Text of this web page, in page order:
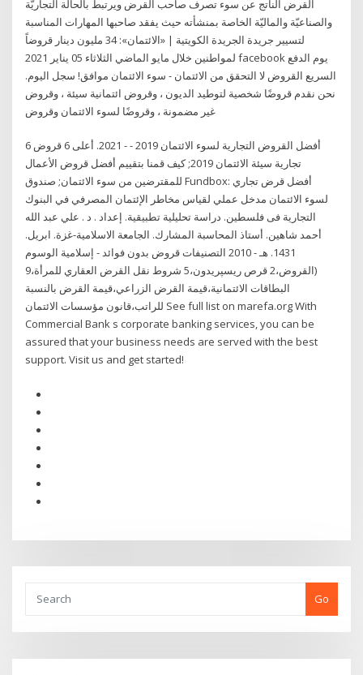
القرض الناتج عن سوء تصرف صاحب القرض ويرتبط بالحالة التجاريّة
والصناعيّة والماليّة الخاصة بمنشأته حيث يفقد صاحبها المهارات المناسبة
لتسيير جريدة الجريدة الكويتية | «الائتمان»: 34 مليون دينار قروضاً
لمواطنين خلال مايو الماضي الثلاثاء 05 يناير 2021 facebook يوم الدفع
السريع القروض لا التحقق من الائتمان - سوء الائتمان موافق! سجل اليوم.
نحن نقدم قروضًا شخصية لتوطيد الديون ، وقروض ائتمانية سيئة ، وقروض
غير مضمونة ، وقروضًا لسوء الائتمان وقروض
6 أفضل القروض التجارية لسوء الائتمان 2019 - - 2021. أعلى 6 قروض
تجارية سيئة الائتمان 2019; كيف قمنا بتقييم أفضل قروض الأعمال
للمقترضين من سوء الائتمان; صندوق Fundbox: أفضل قرض تجاري
لسوء الائتمان مدخل عملي لقياس مخاطر الإئتمان المصرفي في البنوك
التجارية فى فلسطين. دراسة تحليلية تطبيقية. إعداد . د . علي عبد الله
أحمد شاهين. أستاذ المحاسبة المشارك. الجامعة الاسلامية-غزة. ابريل.
1431. هـ - 2010 التصنيفات قروض بدون فوائد - إسلامية الوسوم
(القروض،2 قرص ریسپریدون،5 شروط نقل القرض العقاري للمرأة،9
البطاقات الائتمانية،قيمة القرض الزراعي،قيمة القرض بالنسبة
للراتب،قانون مؤسسات الائتمان See full list on marefa.org With
Commercial Bank s corporate banking services, you can be
assured that your business needs are served with the best
support. Visit us and get started!
Go